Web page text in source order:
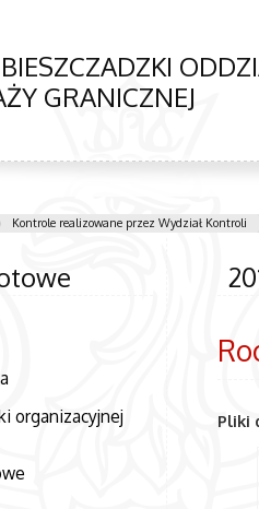
GRANICZNEJ
Kontrole realizowane przez Wydział Kontroli
organizacyjnej
Pliki